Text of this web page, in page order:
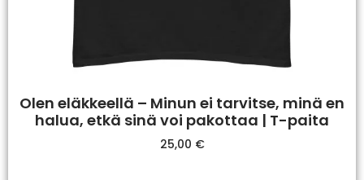
Olen eläkkeellä – Minun ei tarvitse, minä en
halua, etkä sinä voi pakottaa | T-paita
25,00 €